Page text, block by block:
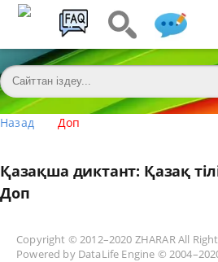
Назад Доп
Қазақша диктант: Қазақ
Доп
Copyright © 2012–2020 ZHARARAll
Powered by DataLife Engine ©